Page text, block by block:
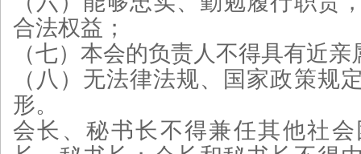
合法权益；
（七）本会的负责人不得具有近亲
（八）无法律法规、国家政策规
形。
会长、秘书长不得兼任其他社